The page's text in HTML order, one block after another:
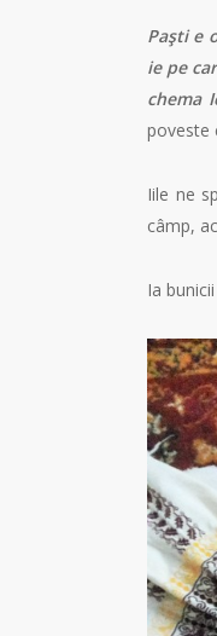
Paşti e
ie pe
chema
poveste
Iile ne
câmp,
Ia